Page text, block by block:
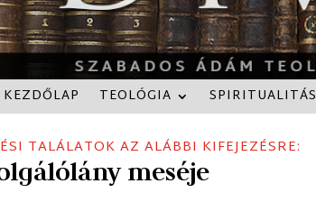
KEZDŐLAP TEOLÓGIA SPIRITUALITÁS
TALÁLATOK AZ ALÁBBI KIFEJEZÉSRE:
meséje